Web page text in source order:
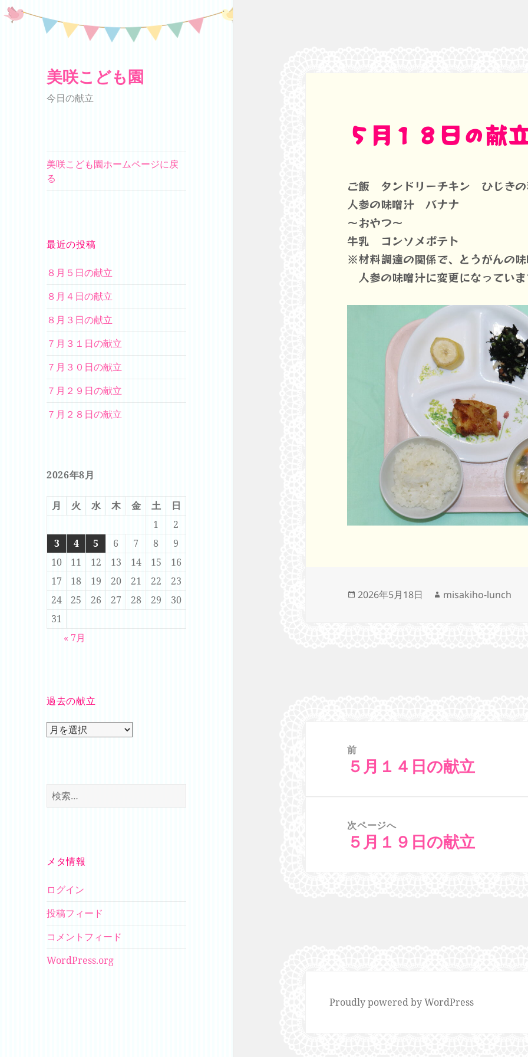
美咲こども園
今日の献立
美咲こども園ホームページに戻
る
最近の投稿
８月５日の献立
８月４日の献立
８月３日の献立
７月３１日の献立
７月３０日の献立
７月２９日の献立
７月２８日の献立
2026年8月
月 火 水 木 金 土
日
1
2
3
4 5 6 7 8
9
10
11 12 13 14 15
16
17
18 19 20 21 22
23
24
25 26 27 28 29
30
31
« 7月
過去の献立
過
立
検
索:
メタ情報
ログイン
投稿フィード
コメントフィード
WordPress.org
５月１８日の献
ご飯 タンドリーチキン ひじきの
人参の味噌汁 バナナ
～おやつ～
牛乳 コンソメポテト
※材料調達の関係で、とうがんの
人参の味噌汁に変更になってい
投
2026年5月18日
作
misakiho-lunch
前
前
稿:
５月１４日の献立
次ページへ
次
５月１９日の献立
Proudly powered by WordPress